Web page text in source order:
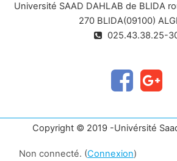
Université SAAD DAHLAB de BLIDA
270 BLIDA(09100)
025.43.38.25-
Copyright © 2019 -Univérsité
Non connecté. (Connexion)